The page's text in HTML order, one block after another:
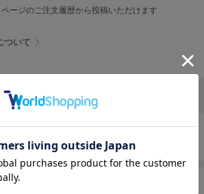
ージのご注文履歴から投稿いただけます
ついて
リポストする LINEで送る
ング